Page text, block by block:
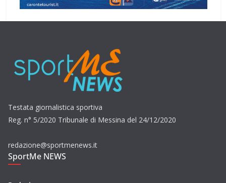
Testata giornalistica sportiva
Reg. n° 5/2020 Tribunale di Messina del 24/12/2020
redazione@sportmenews.it
SportMe NEWS